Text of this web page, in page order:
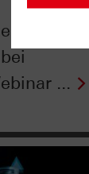
Kosten &
...